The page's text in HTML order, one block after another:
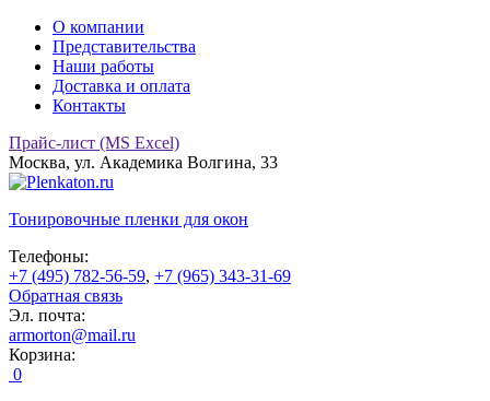
О компании
Представительства
Наши работы
Доставка и оплата
Контакты
Прайс-лист (MS Excel)
Москва, ул. Академика Волгина, 33
Тонировочные пленки для окон
Телефоны:
+7 (495) 782-56-59, +7 (965) 343-31-69
Обратная связь
Эл. почта:
armorton@mail.ru
Корзина:
0